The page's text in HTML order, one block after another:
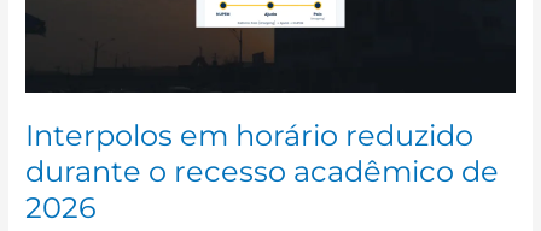
Interpolos em horário reduzido
durante o recesso acadêmico de
2026
acadêmico